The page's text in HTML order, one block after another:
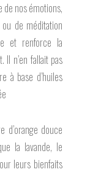
de nos émotions,
de méditation
et renforce la
Il n’en fallait pas
à base d’huiles
d’orange douce
la lavande, le
leurs bienfaits